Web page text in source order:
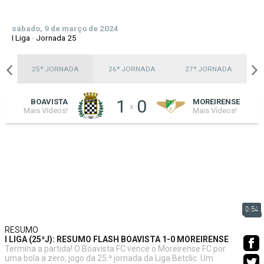
sábado, 9 de março de 2024
I Liga -Jornada 25
25ª JORNADA 26ª JORNADA 27ª JORNADA
BOAVISTA
Mais Vídeos!
1 x 0
MOREIRENSE
Mais Vídeos!
0:54
RESUMO
I LIGA (25ªJ): RESUMO FLASH BOAVISTA 1-0 MOREIRENSE
Termina a partida! O Boavista FC vence o Moreirense FC por
uma bola a zero, jogo da 25.ª jornada da Liga Betclic. Um